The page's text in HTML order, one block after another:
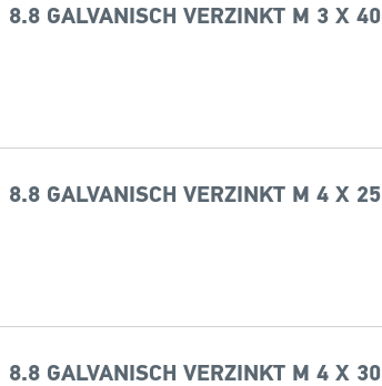
8.8 GALVANISCH VERZINKT M 3 X 40
8.8 GALVANISCH VERZINKT M 4 X 25
8.8 GALVANISCH VERZINKT M 4 X 30